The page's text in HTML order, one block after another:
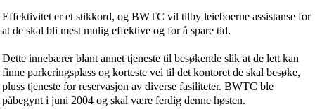
Effektivitet er et stikkord, og BWTC vil tilby leieboerne assistanse for
at de skal bli mest mulig effektive og for å spare tid.
Dette innebærer blant annet tjeneste til besøkende slik at de lett kan
finne parkeringsplass og korteste vei til det kontoret de skal besøke,
pluss tjeneste for reservasjon av diverse fasiliteter. BWTC ble
påbegynt i juni 2004 og skal være ferdig denne høsten.